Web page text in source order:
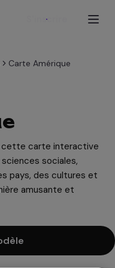
S'inscrire
Carte Amérique
cette carte interactive
sociales,
pays, des cultures et
amusante et